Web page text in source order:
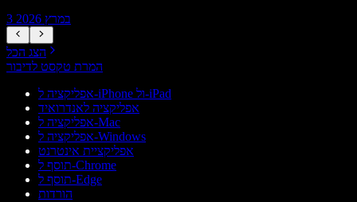
3 במרץ 2026
הצג הכל
המרת טקסט לדיבור
אפליקציה ל-iPhone ול-iPad
אפליקציה לאנדרואיד
אפליקציה ל-Mac
אפליקציה ל-Windows
אפליקציית אינטרנט
תוסף ל-Chrome
תוסף ל-Edge
הורדות